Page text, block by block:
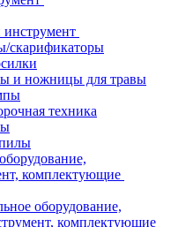
скарификаторы
и ножницы для травы
техника
комплектующие
оборудование,
комплектующие